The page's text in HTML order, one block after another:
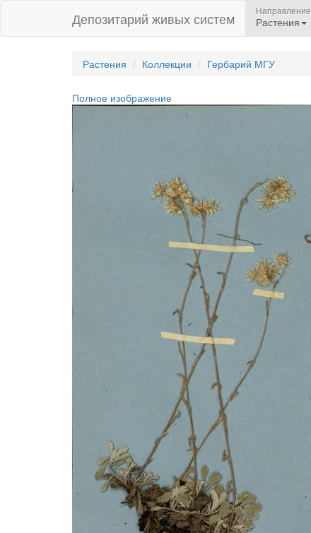
Депозитарий живых систем Направление
Растения
Растения Коллекции Гербарий МГУ
Полное изображение